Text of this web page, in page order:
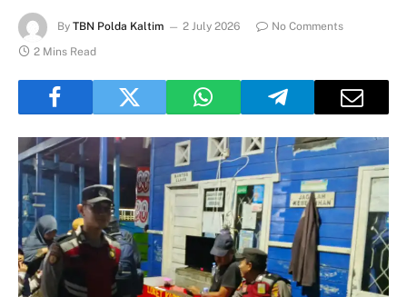
By TBN Polda Kaltim 2 July 2026
No Comments
2 Mins Read